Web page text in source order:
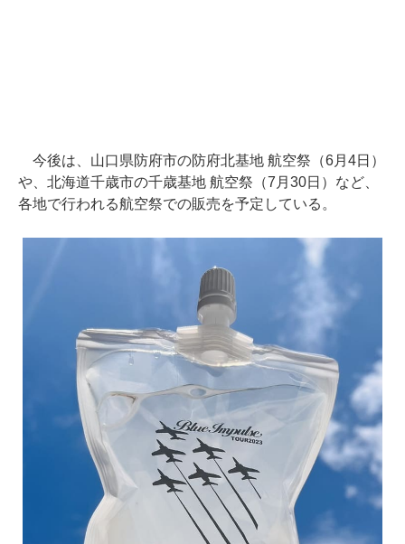
今後は、山口県防府市の防府北基地 航空祭（6月4日）
や、北海道千歳市の千歳基地 航空祭（7月30日）など、
各地で行われる航空祭での販売を予定している。